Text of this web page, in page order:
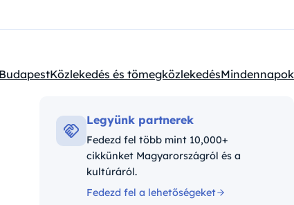
BudapestKözlekedés és tömegközlekedésMindennapok
Legyünk partnerek
Fedezd fel több mint 10,000+
cikkünket Magyarországról és a
kultúráról.
Fedezd fel a lehetőségeket